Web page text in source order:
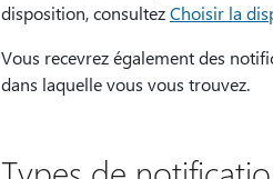
disposition, consultezChoisir la
Vous recevrez également des
dans laquelle vous vous trouvez.